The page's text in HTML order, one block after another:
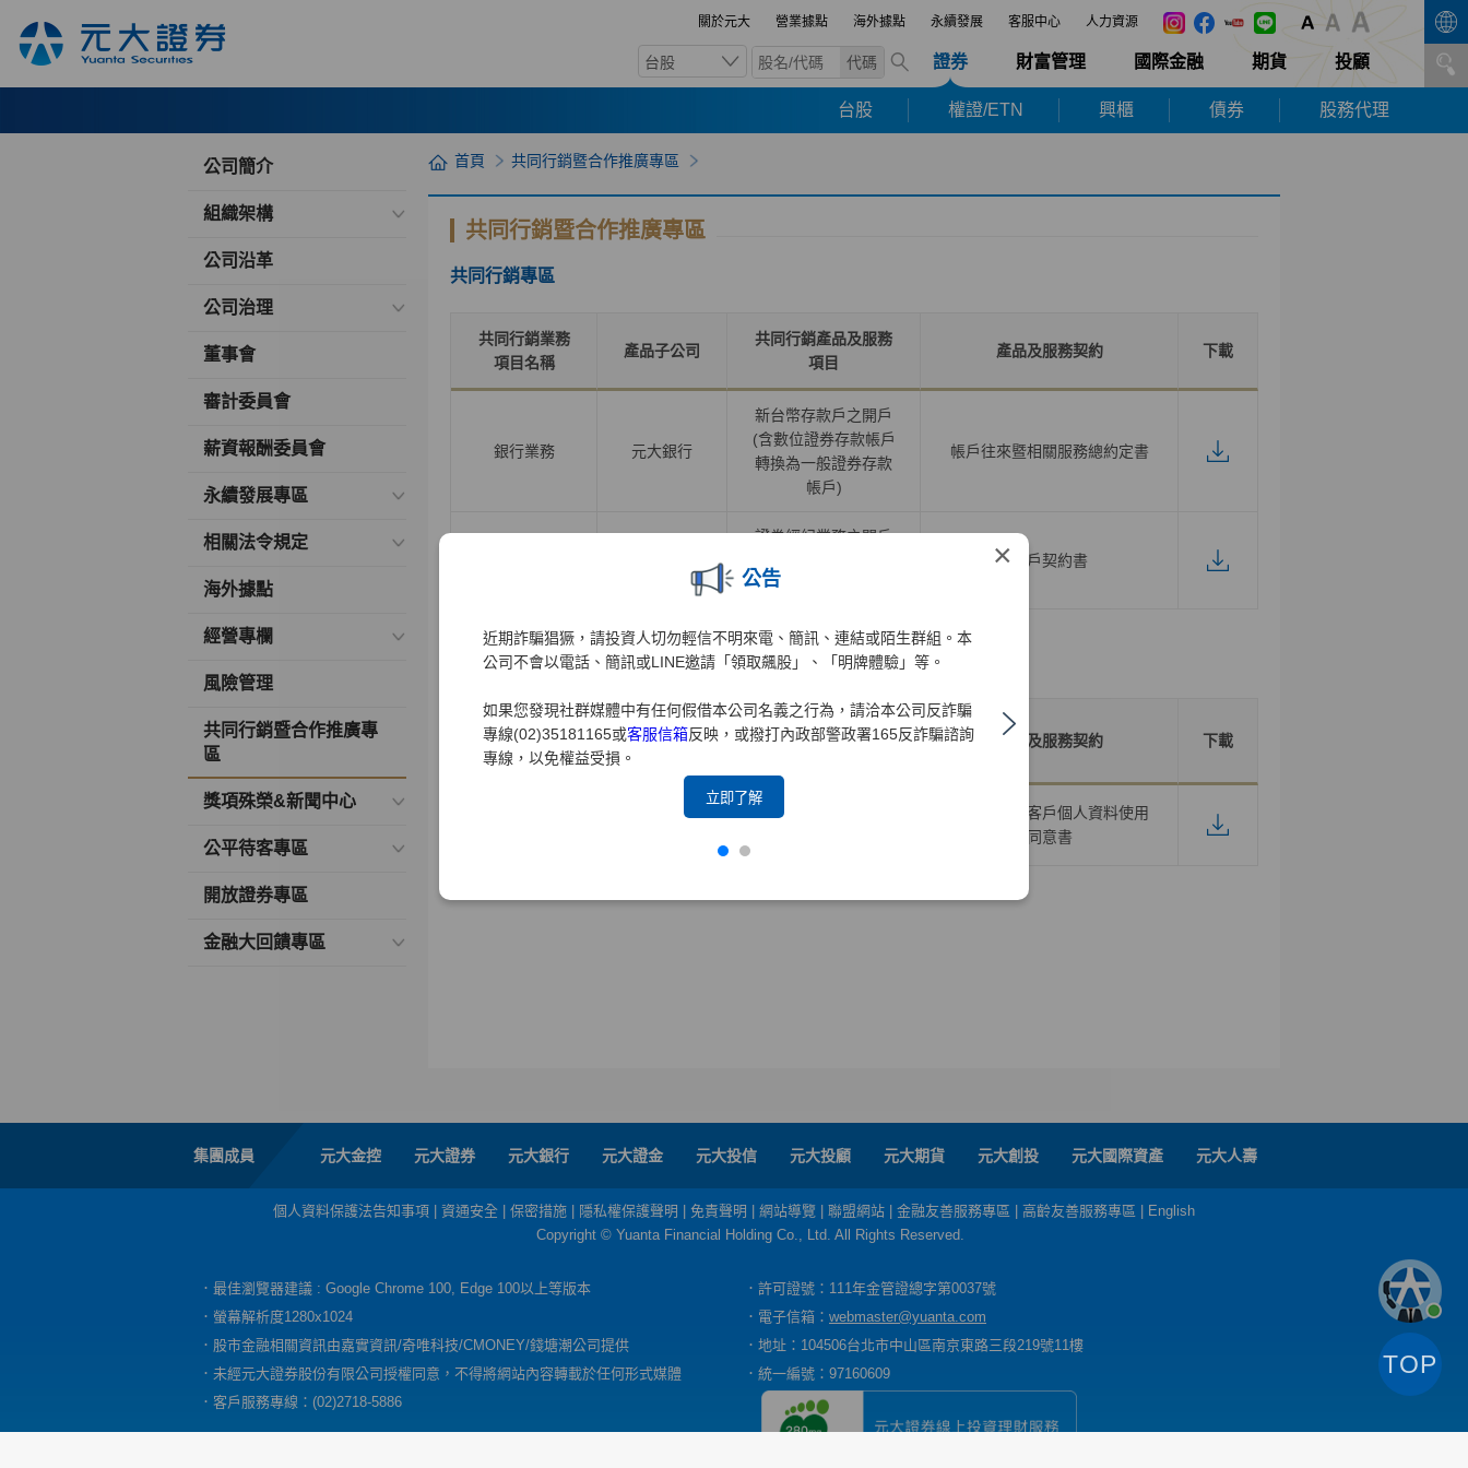
關於元大 營業據點 海外據點 永續發展 客服中心 人力資源
台股 代碼 證券 財富管理 國際金融 期貨 投顧
台股 權證/ETN 興櫃 債券 股務代理
×
公告
近期詐騙猖獗，請投資人切勿輕信不明來電、簡訊、連結或陌生群組。本
公司不會以電話、簡訊或LINE邀請「領取飆股」、「明牌體驗」等。
如果您發現社群媒體中有任何假借本公司名義之行為，請洽本公司反詐騙
專線(02)35181165或客服信箱反映，或撥打內政部警政署165反詐騙諮詢
專線，以免權益受損。
立即了解
公司簡介
組織架構
公司沿革
公司治理
董事會
審計委員會
薪資報酬委員會
永續發展專區
相關法令規定
海外據點
經營專欄
風險管理
共同行銷暨合作推廣專
區
獎項殊榮&新聞中心
公平待客專區
開放證券專區
金融大回饋專區
首頁 共同行銷暨合作推廣專區
共同行銷暨合作推廣專區
共同行銷專區
共同行銷業務
項目名稱
產品子公司
共同行銷產品及服務
項目
產品及服務契約 下載
銀行業務 元大銀行
新台幣存款戶之開戶
(含數位證券存款帳戶
轉換為一般證券存款
帳戶)
帳戶往來暨相關服務總約定書
證券經紀業務之開戶
開戶契約書
合作推廣專區
合作推廣業務
項目名稱
產品子公司
合作推廣產品及服務
產品及服務契約 下載
合作推廣他業商品或
合作推廣之客戶個人資料使用
同意書
集團成員 元大金控 元大證券 元大銀行 元大證金 元大投信 元大投顧 元大期貨 元大創投 元大國際資產 元大人壽
個人資料保護法告知事項 資通安全 保密措施 隱私權保護聲明 免責聲明 網站導覽 聯盟網站 金融友善服務專區 高齡友善服務專區
English
Copyright © Yuanta Financial Holding Co., Ltd. All Rights Reserved.
．最佳瀏覽器建議 : Google Chrome 100, Edge 100以上等版本
．許可證號：111年金管證總字第0037號
．螢幕解析度1280x1024
．電子信箱： webmaster@yuanta.com
．股市金融相關資訊由嘉實資訊/奇唯科技/CMONEY/錢塘潮公司提供
．地址：104506台北市中山區南京東路三段219號11樓
．未經元大證券股份有限公司授權同意，不得將網站內容轉載於任何形式媒體
．統一編號：97160609
．客戶服務專線：(02)2718-5886
TOP